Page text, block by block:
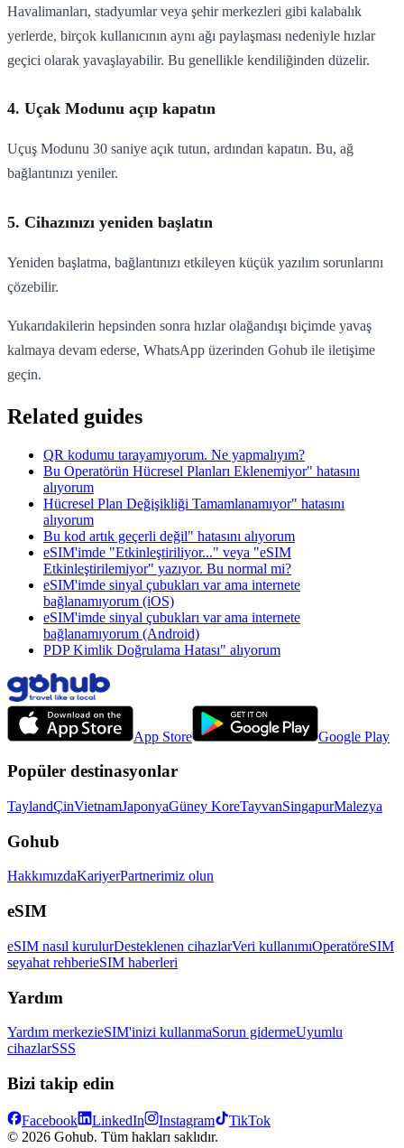
Havalimanları, stadyumlar veya şehir merkezleri gibi kalabalık
yerlerde, birçok kullanıcının aynı ağı paylaşması nedeniyle hızlar
geçici olarak yavaşlayabilir. Bu genellikle kendiliğinden düzelir.
4. Uçak Modunu açıp kapatın
Uçuş Modunu 30 saniye açık tutun, ardından kapatın. Bu, ağ
bağlantınızı yeniler.
5. Cihazınızı yeniden başlatın
Yeniden başlatma, bağlantınızı etkileyen küçük yazılım sorunlarını
çözebilir.
Yukarıdakilerin hepsinden sonra hızlar olağandışı biçimde yavaş
kalmaya devam ederse, WhatsApp üzerinden Gohub ile iletişime
geçin.
Related guides
QR kodumu tarayamıyorum. Ne yapmalıyım?
Bu Operatörün Hücresel Planları Eklenemiyor" hatasını
alıyorum
Hücresel Plan Değişikliği Tamamlanamıyor" hatasını
alıyorum
Bu kod artık geçerli değil" hatasını alıyorum
eSIM'imde "Etkinleştiriliyor..." veya "eSIM
Etkinleştirilemiyor" yazıyor. Bu normal mi?
eSIM'imde sinyal çubukları var ama internete
bağlanamıyorum (iOS)
eSIM'imde sinyal çubukları var ama internete
bağlanamıyorum (Android)
PDP Kimlik Doğrulama Hatası" alıyorum
App Store Google Play
Popüler destinasyonlar
TaylandÇinVietnamJaponyaGüney KoreTayvanSingapurMalezya
Gohub
HakkımızdaKariyerPartnerimiz olun
eSIM
eSIM nasıl kurulurDesteklenen cihazlarVeri kullanımıOperatöreSIM
seyahat rehberieSIM haberleri
Yardım
Yardım merkezieSIM'inizi kullanmaSorun gidermeUyumlu
cihazlarSSS
Bizi takip edin
Facebook LinkedIn Instagram
TikTok
© 2026 Gohub. Tüm hakları saklıdır.